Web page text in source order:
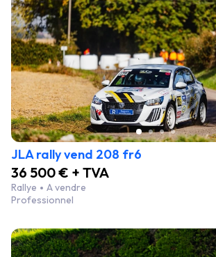
JLA rally vend 208 fr6
36 500 € + TVA
Rallye
A vendre
Professionnel